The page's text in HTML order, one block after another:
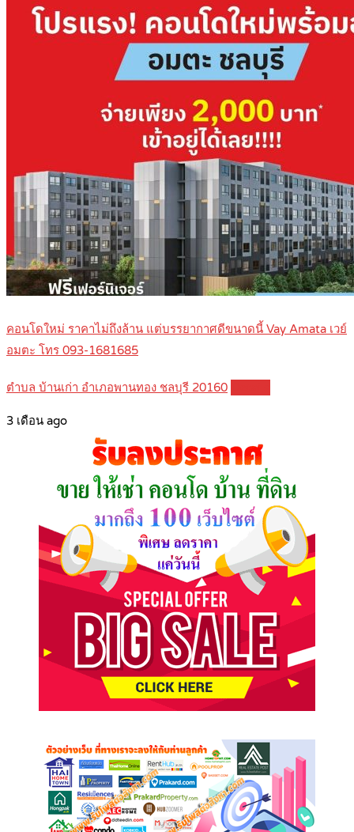
คอนโดใหม่ ราคาไม่ถึงล้าน แต่บรรยากาศดีขนาดนี้ Vay Amata เวย์
อมตะ โทร 093-1681685
ตำบล บ้านเก่า อำเภอพานทอง ชลบุรี 20160
3 เดือน ago